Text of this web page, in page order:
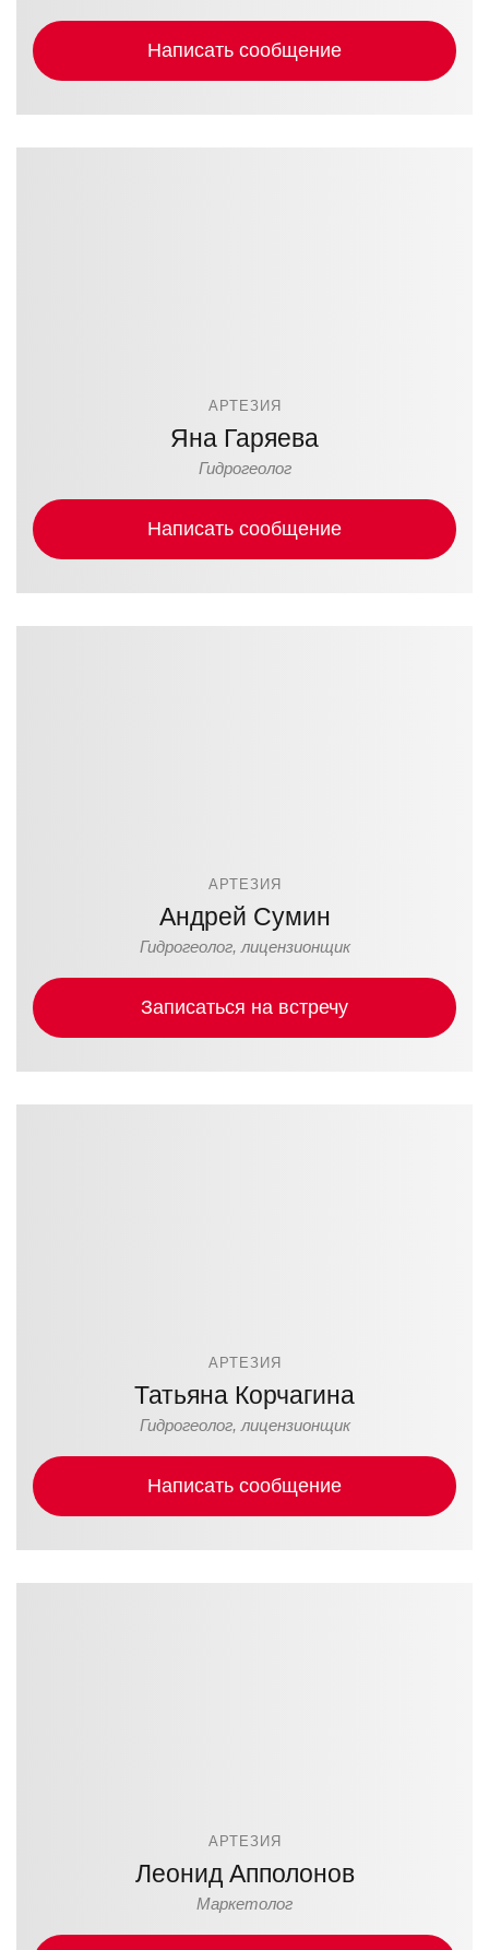
Написать сообщение
АРТЕЗИЯ
Яна Гаряева
Гидрогеолог
Написать сообщение
АРТЕЗИЯ
Андрей Сумин
Гидрогеолог, лицензионщик
Записаться на встречу
АРТЕЗИЯ
Татьяна Корчагина
Гидрогеолог, лицензионщик
Написать сообщение
АРТЕЗИЯ
Леонид Апполонов
Маркетолог